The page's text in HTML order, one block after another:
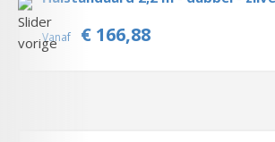
Vanaf € 166,88